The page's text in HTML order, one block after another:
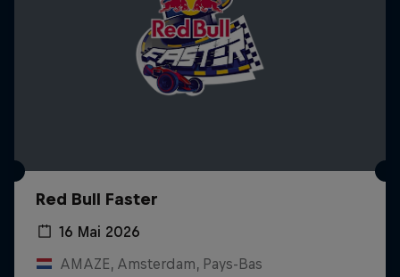
Red Bull Faster
16 Mai 2026
AMAZE, Amsterdam, Pays-Bas